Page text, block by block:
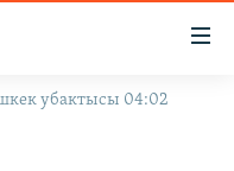
убактысы 04:02